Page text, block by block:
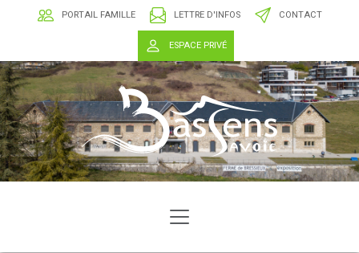
PORTAIL FAMILLE LETTRE D'INFOS CONTACT
ESPACE PRIVÉ